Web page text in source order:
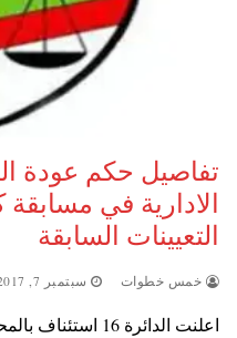
تفاصيل حكم عودة
الادارية في مسابقة
التعيينات السابقة
خمس خطوات سبتمبر 7, 2017
اعلنت الدائرة 16